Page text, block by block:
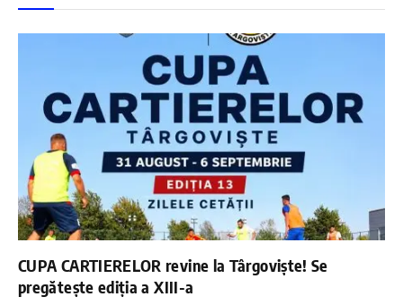
CUPA CARTIERELOR revine la Târgoviște! Se
pregătește ediția a XIII-a